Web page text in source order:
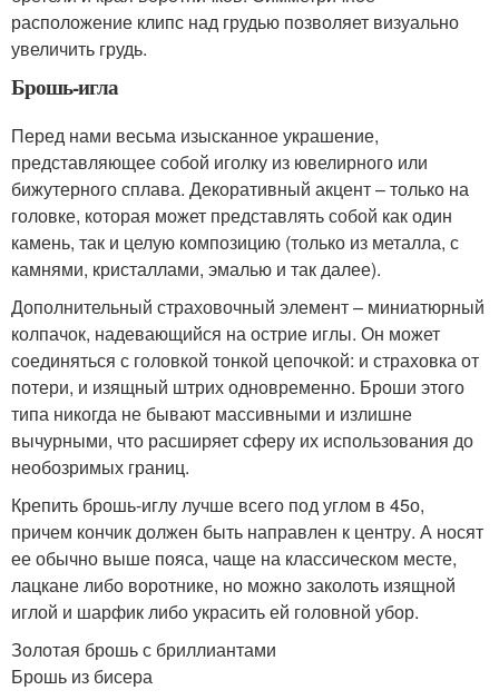
расположение клипс над грудью позволяет визуально
увеличить грудь.
Брошь-игла
Перед нами весьма изысканное украшение,
представляющее собой иголку из ювелирного или
бижутерного сплава. Декоративный акцент – только на
головке, которая может представлять собой как один
камень, так и целую композицию (только из металла, с
камнями, кристаллами, эмалью и так далее).
Дополнительный страховочный элемент – миниатюрный
колпачок, надевающийся на острие иглы. Он может
соединяться с головкой тонкой цепочкой: и страховка от
потери, и изящный штрих одновременно. Броши этого
типа никогда не бывают массивными и излишне
вычурными, что расширяет сферу их использования до
необозримых границ.
Крепить брошь-иглу лучше всего под углом в 45о,
причем кончик должен быть направлен к центру. А носят
ее обычно выше пояса, чаще на классическом месте,
лацкане либо воротнике, но можно заколоть изящной
иглой и шарфик либо украсить ей головной убор.
Золотая брошь с бриллиантами
Брошь из бисера